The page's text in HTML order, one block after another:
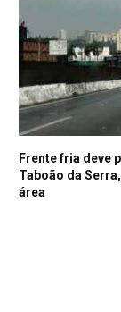
Frente fria deve
Taboão da
área